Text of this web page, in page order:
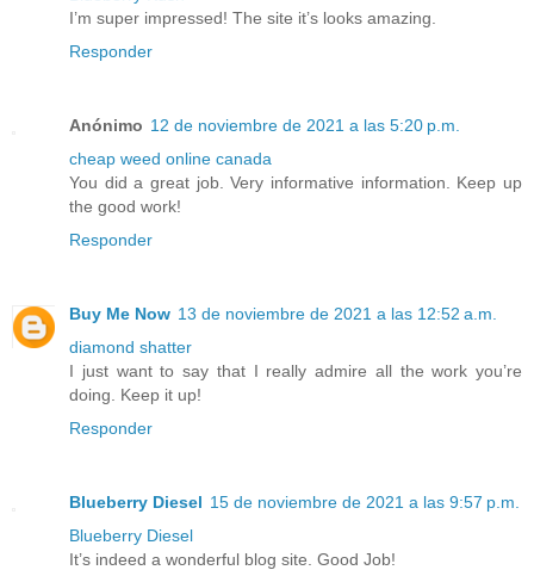
I’m super impressed! The site it’s looks amazing.
Responder
Anónimo 12 de noviembre de 2021 a las 5:20 p.m.
cheap weed online canada
You did a great job. Very informative information. Keep up
the good work!
Responder
Buy Me Now 13 de noviembre de 2021 a las 12:52 a.m.
diamond shatter
I just want to say that I really admire all the work you’re
doing. Keep it up!
Responder
Blueberry Diesel 15 de noviembre de 2021 a las 9:57 p.m.
Blueberry Diesel
It’s indeed a wonderful blog site. Good Job!